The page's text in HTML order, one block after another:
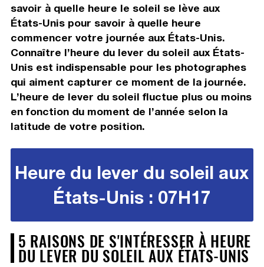
savoir à quelle heure le soleil se lève aux
États-Unis pour savoir à quelle heure
commencer votre journée aux États-Unis.
Connaître l’heure du lever du soleil aux États-
Unis est indispensable pour les photographes
qui aiment capturer ce moment de la journée.
L’heure de lever du soleil fluctue plus ou moins
en fonction du moment de l’année selon la
latitude de votre position.
Heure du lever du soleil aux
États-Unis : 07H17
5 RAISONS DE S'INTÉRESSER À HEURE
DU LEVER DU SOLEIL AUX ÉTATS-UNIS